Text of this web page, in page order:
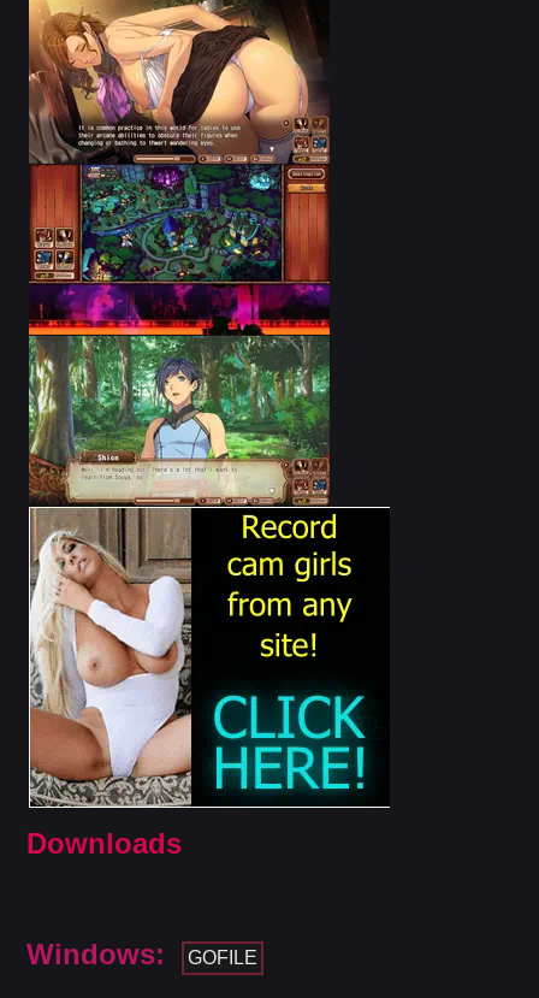
Downloads
Windows: GOFILE